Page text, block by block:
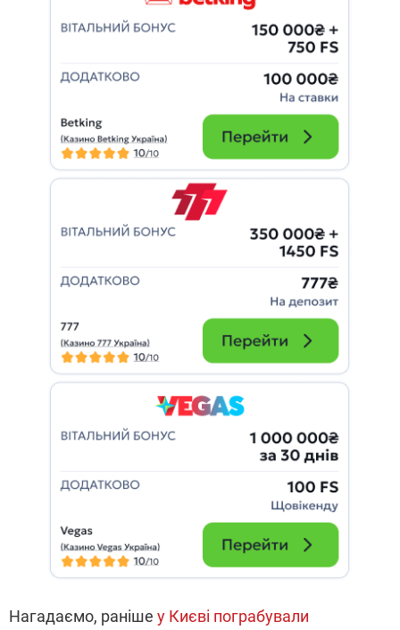
Нагадаємо, раніше у Києві пограбували